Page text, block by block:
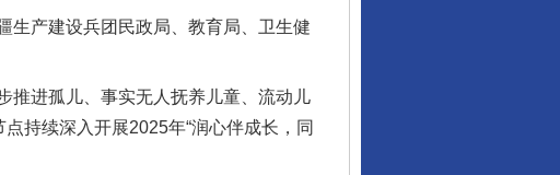
生产建设兵团民政局、教育局、卫生健
进孤儿、事实无人抚养儿童、流动儿
持续深入开展2025年“润心伴成长，同